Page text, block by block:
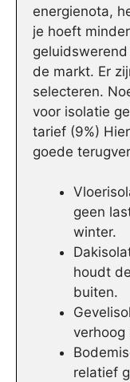
energienota,
je hoeft
de markt. Er
selecteren.
voor isolatie
tarief (9%)
goede
geen
winter.
houdt
buiten.
relatief